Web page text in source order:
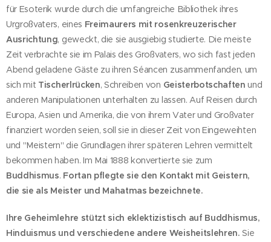
für Esoterik wurde durch die umfangreiche Bibliothek ihres
Urgroßvaters, eines Freimaurers mit rosenkreuzerischer
Ausrichtung, geweckt, die sie ausgiebig studierte. Die meiste
Zeit verbrachte sie im Palais des Großvaters, wo sich fast jeden
Abend geladene Gäste zu ihren Séancen zusammenfanden, um
sich mit Tischerlrücken, Schreiben von Geisterbotschaften und
anderen Manipulationen unterhalten zu lassen. Auf Reisen durch
Europa, Asien und Amerika, die von ihrem Vater und Großvater
finanziert worden seien, soll sie in dieser Zeit von Eingeweihten
und "Meistern" die Grundlagen ihrer späteren Lehren vermittelt
bekommen haben. Im Mai 1888 konvertierte sie zum
Buddhismus. Fortan pflegte sie den Kontakt mit Geistern,
die sie als Meister und Mahatmas bezeichnete.
Ihre Geheimlehre stützt sich eklektizistisch auf Buddhismus,
Hinduismus und verschiedene andere Weisheitslehren. Sie